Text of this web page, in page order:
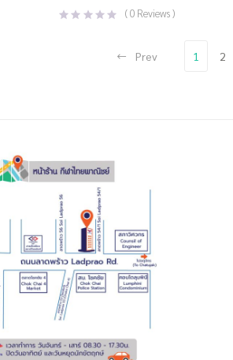
price
was:
price
is:
(0 Reviews )
Prev 1 2